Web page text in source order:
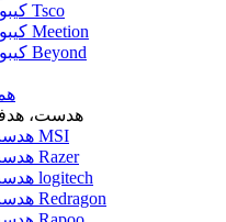
کیبورد و ماوس Tsco
کیبورد و ماوس Meetion
کیبورد و ماوس Beyond
هدست،
هدست و هدفون MSI
هدست و هدفون Razer
هدست و هدفون logitech
هدست و هدفون Redragon